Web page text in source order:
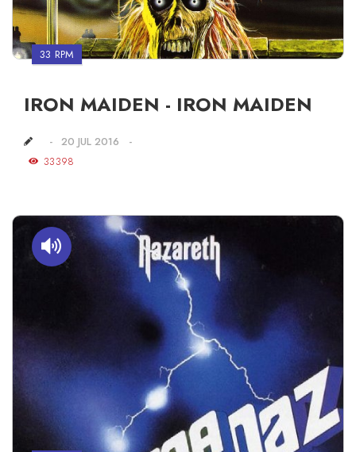
33 RPM
IRON MAIDEN - IRON MAIDEN
20 JUL 2016
33398